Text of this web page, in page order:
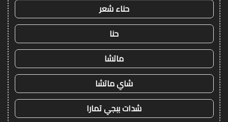
حناء شعر
حنا
ماتشا
شاي ماتشا
شدات ببجي تمارا